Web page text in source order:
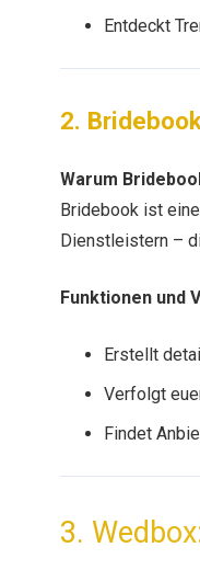
Entdeckt
2.
Warum
Bridebook ist
Dienstleistern –
Funktionen und
Erstellt
Verfolgt
Findet
3.